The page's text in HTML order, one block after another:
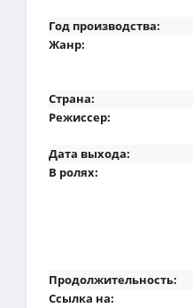
Год производства:
Жанр:
Страна:
Режиссер:
Дата выхода:
В ролях:
Продолжительность:
Ссылка на: